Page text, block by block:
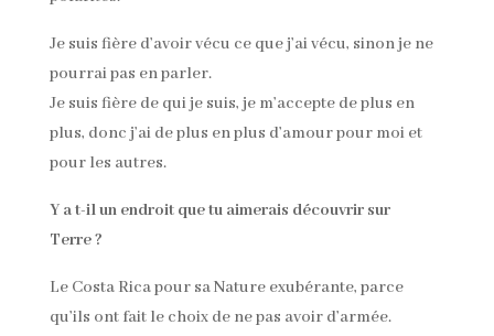
Je suis fière d’avoir vécu ce que j’ai vécu, sinon je ne
pourrai pas en parler.
Je suis fière de qui je suis, je m’accepte de plus en
plus, donc j’ai de plus en plus d’amour pour moi et
pour les autres.
Y a t-il un endroit que tu aimerais découvrir sur
Terre ?
Le Costa Rica pour sa Nature exubérante, parce
qu’ils ont fait le choix de ne pas avoir d’armée.